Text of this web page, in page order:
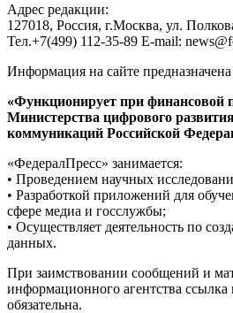
Адрес редакции:
127018, Россия, г.Москва, ул.
Тел.+7(499) 112-35-89 E-mail:
Информация на сайте
«Функционирует при финансовой
Министерства цифрового
коммуникаций Российской
«ФедералПресс» занимается:
• Проведением научных
• Разработкой приложений для
сфере медиа и госслужбы;
• Осуществляет деятельность по
данных.
При заимствовании сообщений и
информационного агентства ссылка
обязательна.